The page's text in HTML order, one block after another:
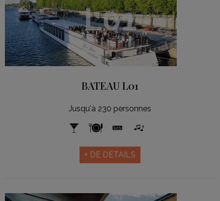
L01
BATEAU L01
Jusqu'à 230 personnes
+ DE DÉTAILS